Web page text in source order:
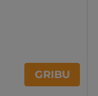
GRIBU